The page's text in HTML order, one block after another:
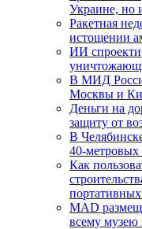
Украине,
Ракетная
истощении
ИИ
В МИД
Москвы и
Деньги на
защиту от
В
40-метровых
Как
MAD
всему